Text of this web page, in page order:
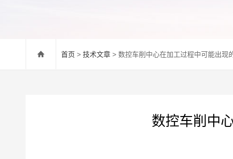
首页 > 技术文章 > 数控车削中心在加工过程中可能出现
数控车削中